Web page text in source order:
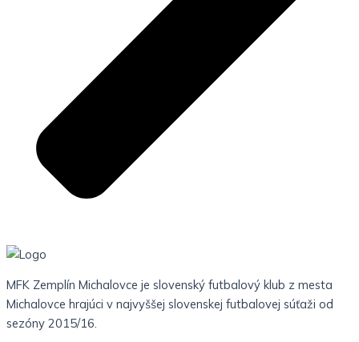
MFK Zemplín Michalovce je slovenský futbalový klub z mesta
Michalovce hrajúci v najvyššej slovenskej futbalovej súťaži od
sezóny 2015/16.